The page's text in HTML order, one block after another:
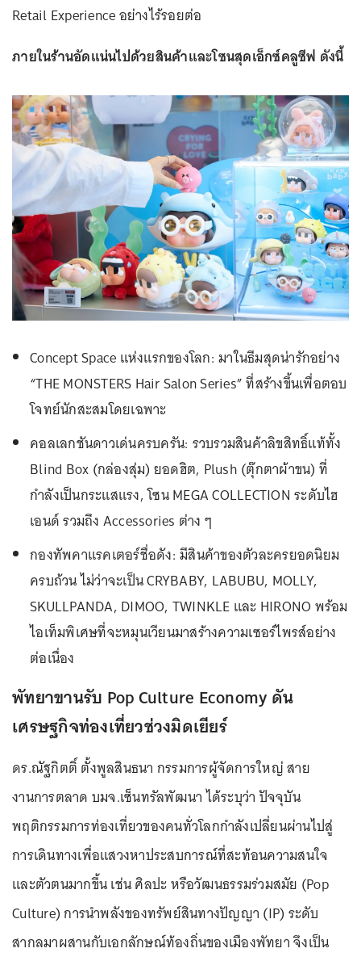
Retail Experience อย่างไร้รอยต่อ
ภายในร้านอัดแน่นไปด้วยสินค้าและโซนสุดเอ็กซ์คลูซีฟ ดังนี้
Concept Space แห่งแรกของโลก: มาในธีมสุดน่ารักอย่าง
“THE MONSTERS Hair Salon Series”ที่สร้างขึ้นเพื่อตอบ
โจทย์นักสะสมโดยเฉพาะ
คอลเลกชันดาวเด่นครบครัน: รวบรวมสินค้าลิขสิทธิ์แท้ทั้ง
Blind Box (กล่องสุ่ม) ยอดฮิต, Plush (ตุ๊กตาผ้าขน) ที่
กำลังเป็นกระแสแรง, โซน MEGA COLLECTION ระดับไฮ
เอนด์ รวมถึง Accessories ต่าง ๆ
กองทัพคาแรคเตอร์ชื่อดัง: มีสินค้าของตัวละครยอดนิยม
ครบถ้วน ไม่ว่าจะเป็น CRYBABY, LABUBU, MOLLY,
SKULLPANDA, DIMOO, TWINKLE และ HIRONO พร้อม
ไอเท็มพิเศษที่จะหมุนเวียนมาสร้างความเซอร์ไพรส์อย่าง
ต่อเนื่อง
พัทยาขานรับ Pop Culture Economy ดัน
เศรษฐกิจท่องเที่ยวช่วงมิดเยียร์
ดร.ณัฐกิตติ์ ตั้งพูลสินธนา กรรมการผู้จัดการใหญ่ สาย
งานการตลาด บมจ.เซ็นทรัลพัฒนา ได้ระบุว่า ปัจจุบัน
พฤติกรรมการท่องเที่ยวของคนทั่วโลกกำลังเปลี่ยนผ่านไปสู่
การเดินทางเพื่อแสวงหาประสบการณ์ที่สะท้อนความสนใจ
และตัวตนมากขึ้น เช่น ศิลปะ หรือวัฒนธรรมร่วมสมัย (Pop
Culture) การนำพลังของทรัพย์สินทางปัญญา (IP) ระดับ
สากลมาผสานกับเอกลักษณ์ท้องถิ่นของเมืองพัทยา จึงเป็น